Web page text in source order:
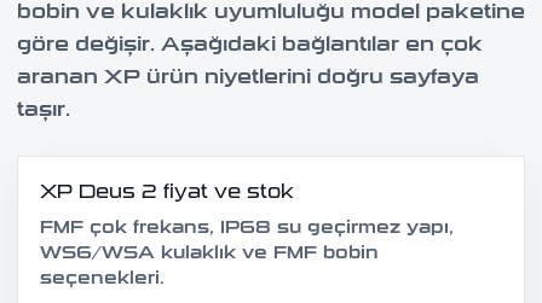
bobin ve kulaklık uyumluluğu model paketine
göre değişir. Aşağıdaki bağlantılar en çok
aranan XP ürün niyetlerini doğru sayfaya
taşır.
XP Deus 2 fiyat ve stok
FMF çok frekans, IP68 su geçirmez yapı,
WS6/WSA kulaklık ve FMF bobin
seçenekleri.